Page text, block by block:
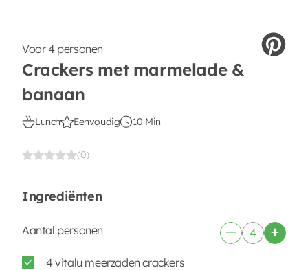
Voor 4 personen
Crackers met marmelade &
banaan
Lunch Eenvoudig 10 Min
(0)
Ingrediënten
Aantal personen
4 vitalu meerzaden crackers